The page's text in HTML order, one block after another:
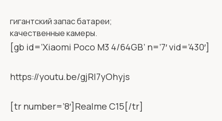
гигантский запас батареи;
качественные камеры.
[gb id=’Xiaomi Poco M3 4/64GB’ n=’7′ vid=’430′]
https://youtu.be/gjRI7yOhyjs
[tr number=’8′]Realme C15[/tr]